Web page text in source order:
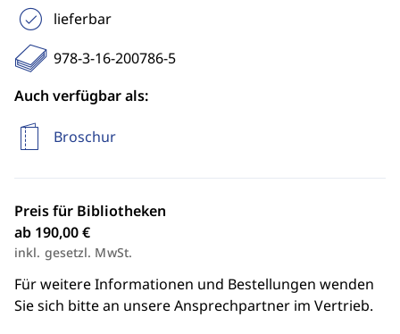
lieferbar
978-3-16-200786-5
Auch verfügbar als:
Broschur
Preis für Bibliotheken
ab 190,00 €
inkl. gesetzl. MwSt.
Für weitere Informationen und Bestellungen wenden
Sie sich bitte an unsere Ansprechpartner im Vertrieb.